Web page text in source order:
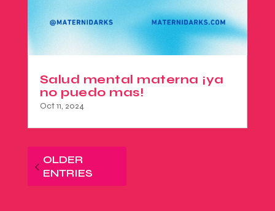
Salud mental materna ¡ya
no puedo mas!
Oct 11, 2024
OLDER
ENTRIES